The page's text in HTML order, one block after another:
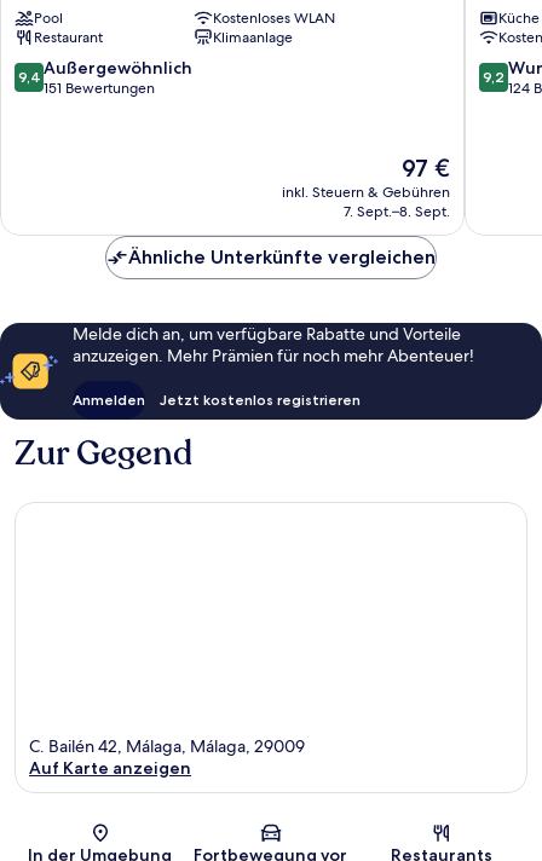
Ruiz
Málaga
Centro
Pool
Kostenloses WLAN
Restaurant
Klimaanlage
9.4
von
9,4 Außergewöhnlich
151 Bewertungen
Der
Preis
beträgt
97 €
inkl. Steuern & Gebühren
7. Sept.–8. Sept.
Málaga
Centro
Küche
9.2
von
9,2
124
Ähnliche Unterkünfte vergleichen
Melde dich an, um verfügbare Rabatte und Vorteile
anzuzeigen. Mehr Prämien für noch mehr Abenteuer!
Anmelden Jetzt kostenlos registrieren
Zur Gegend
Karte
C. Bailén 42, Málaga, Málaga, 29009
Auf Karte anzeigen
In der Umgebung
Fortbewegung vor
Restaurants